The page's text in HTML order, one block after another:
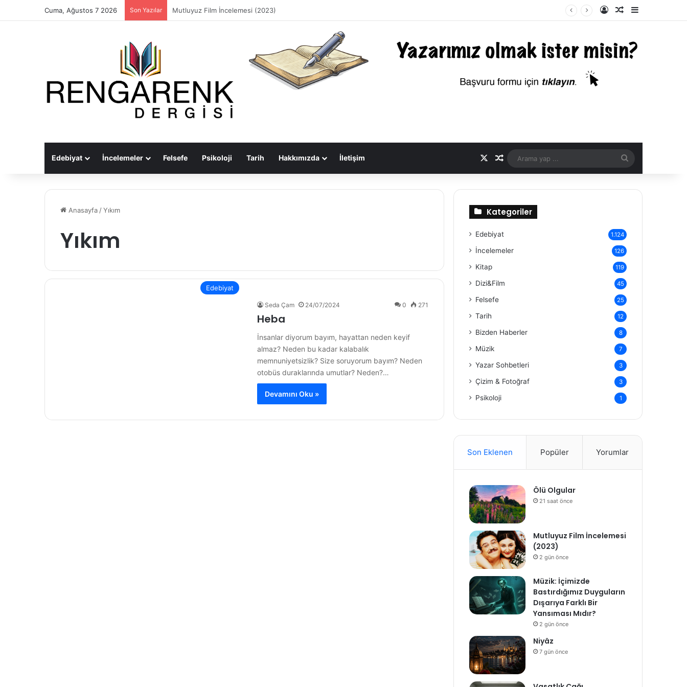
Cuma, Ağustos 7 2026 Son Yazılar Müzik: İçimizde Bastırdığımız Duyguların Dışarıya Farklı Bir Yansıması Mıdır? Kayıt OlRastgele Makale
Kenar
Edebiyat İncelemeler Felsefe Psikoloji Tarih Hakkımızda İletişim Rastgele Makale
yap
Anasayfa /Yıkım
Yıkım
Edebiyat
Seda Çam 24/07/2024 0 271
Heba
İnsanlar diyorum bayım, hayattan neden keyif
almaz? Neden bu kadar kalabalık
memnuniyetsizlik? Size soruyorum bayım? Neden
otobüs duraklarında umutlar? Neden?…
Devamını Oku »
Kategoriler
Edebiyat 1.124
İncelemeler 126
Kitap 119
Dizi&Film 45
Felsefe 25
Tarih 12
Bizden Haberler 8
Müzik 7
Yazar Sohbetleri 3
Çizim & Fotoğraf 3
Psikoloji 1
Son Eklenen Popüler Yorumlar
Ölü Olgular
21 saat önce
Mutluyuz Film İncelemesi
(2023)
2 gün önce
Müzik: İçimizde
Bastırdığımız Duyguların
Dışarıya Farklı Bir
Yansıması Mıdır?
2 gün önce
Niyâz
7 gün önce